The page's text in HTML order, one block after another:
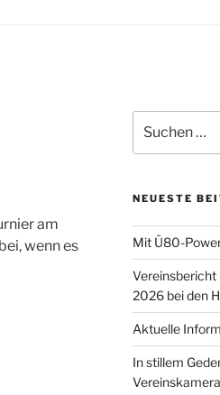
am
wenn es
nach:
NEUESTE
Mit Ü80-
Vereinsbericht
2026 bei den
Aktuelle
In stillem